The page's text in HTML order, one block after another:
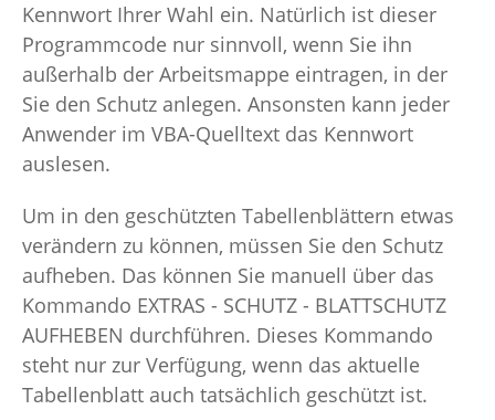
Kennwort Ihrer Wahl ein. Natürlich ist dieser
Programmcode nur sinnvoll, wenn Sie ihn
außerhalb der Arbeitsmappe eintragen, in der
Sie den Schutz anlegen. Ansonsten kann jeder
Anwender im VBA-Quelltext das Kennwort
auslesen.
Um in den geschützten Tabellenblättern etwas
verändern zu können, müssen Sie den Schutz
aufheben. Das können Sie manuell über das
Kommando EXTRAS - SCHUTZ - BLATTSCHUTZ
AUFHEBEN durchführen. Dieses Kommando
steht nur zur Verfügung, wenn das aktuelle
Tabellenblatt auch tatsächlich geschützt ist.